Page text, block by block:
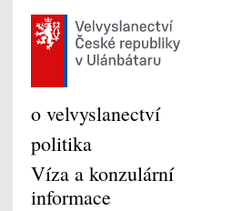
o velvyslanectví
politika
Víza a konzulární
informace